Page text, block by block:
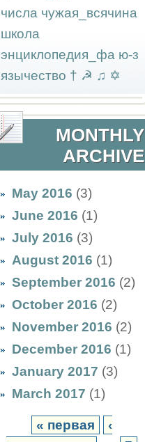
числа чужая_всячина
школа
энциклопедия_фа ю-з
язычество † ☭ ♫ ✡
MONTHLY
ARCHIVE
May 2016 (3)
June 2016 (1)
July 2016 (3)
August 2016 (1)
September 2016 (2)
October 2016 (2)
November 2016 (2)
December 2016 (1)
January 2017 (3)
March 2017 (1)
« первая
‹